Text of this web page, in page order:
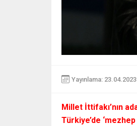
Yayınlama: 23.04.2023
Millet İttifakı’nın
Türkiye’de